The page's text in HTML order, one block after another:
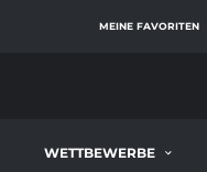
MEINE FAVORITEN
WETTBEWERBE